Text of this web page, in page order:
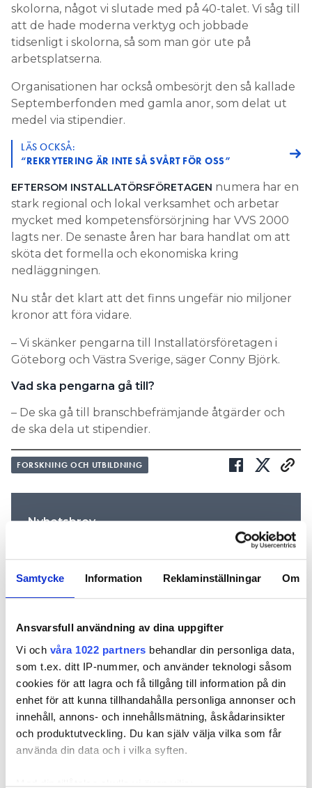
Samtycke Information Reklaminställningar Om
Ansvarsfull användning av dina uppgifter
Vi och våra 1022 partners behandlar din personliga data,
som t.ex. ditt IP-nummer, och använder teknologi såsom
cookies för att lagra och få tillgång till information på din
enhet för att kunna tillhandahålla personliga annonser och
innehåll, annons- och innehållsmätning, åskådarinsikter
och produktutveckling. Du kan själv välja vilka som får
använda din data och i vilka syften.
Med din tillåtelse skulle vi även vilja:
skolorna, något vi slutade med på 40-talet. Vi såg till
att de hade moderna verktyg och jobbade
tidsenligt i skolorna, så som man gör ute på
arbetsplatserna.
Organisationen har också ombesörjt den så kallade
Septemberfonden med gamla anor, som delat ut
medel via stipendier.
LÄS OCKSÅ:
“REKRYTERING ÄR INTE SÅ SVÅRT FÖR OSS”
EFTERSOM INSTALLATÖRSFÖRETAGEN numera har en
stark regional och lokal verksamhet och arbetar
mycket med kompetensförsörjning har VVS 2000
lagts ner. De senaste åren har bara handlat om att
sköta det formella och ekonomiska kring
nedläggningen.
Nu står det klart att det finns ungefär nio miljoner
kronor att föra vidare.
– Vi skänker pengarna till Installatörsföretagen i
Göteborg och Västra Sverige, säger Conny Björk.
Vad ska pengarna gå till?
– De ska gå till branschbefrämjande åtgärder och
de ska dela ut stipendier.
FORSKNING OCH UTBILDNING
Nyhetsbrev
Prenumerera på vårt nyhetsbrev och få nyheter, tips
REKOMMENDERADE ARTIKLAR